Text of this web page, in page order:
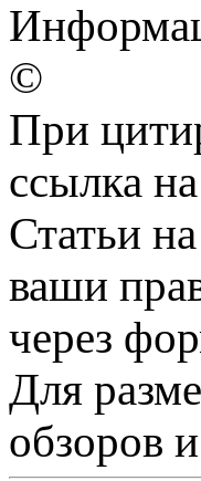
©
При
ссылка
Статьи
ваши
через
Для
обзоров